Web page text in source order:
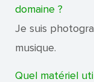
domaine ?
Je suis
musique.
Quel matériel